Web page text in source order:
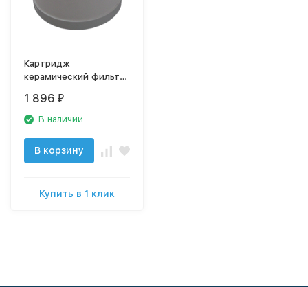
Картридж
керамический фильтра
1 896 ₽
В наличии
В корзину
Купить в 1 клик